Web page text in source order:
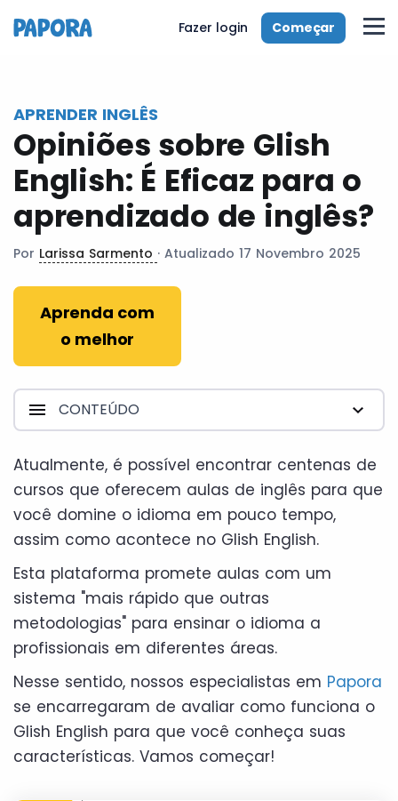
Fazer login Começar
APRENDER INGLÊS
Opiniões sobre Glish
English: É Eficaz para o
aprendizado de inglês?
Por Larissa Sarmento · Atualizado 17 Novembro 2025
Aprenda com
o melhor
CONTEÚDO
Atualmente, é possível encontrar centenas de
cursos que oferecem aulas de inglês para que
você domine o idioma em pouco tempo,
assim como acontece no Glish English.
Esta plataforma promete aulas com um
sistema "mais rápido que outras
metodologias" para ensinar o idioma a
profissionais em diferentes áreas.
Nesse sentido, nossos especialistas em Papora
se encarregaram de avaliar como funciona o
Glish English para que você conheça suas
características. Vamos começar!